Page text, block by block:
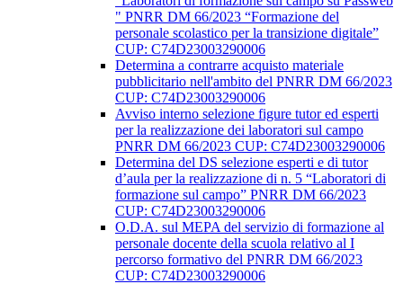
" PNRR DM 66/2023 “Formazione del
personale scolastico per la transizione digitale”
CUP: C74D23003290006
Determina a contrarre acquisto materiale
pubblicitario nell'ambito del PNRR DM 66/2023
CUP: C74D23003290006
Avviso interno selezione figure tutor ed esperti
per la realizzazione dei laboratori sul campo
PNRR DM 66/2023 CUP: C74D23003290006
Determina del DS selezione esperti e di tutor
d’aula per la realizzazione di n. 5 “Laboratori di
formazione sul campo” PNRR DM 66/2023
CUP: C74D23003290006
O.D.A. sul MEPA del servizio di formazione al
personale docente della scuola relativo al I
percorso formativo del PNRR DM 66/2023
CUP: C74D23003290006